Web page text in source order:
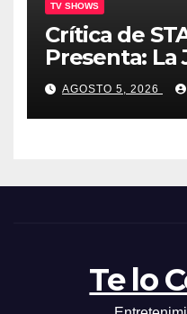
TV SHOWS
Crítica de
Presenta: La
SIN SPOILERS
AGOSTO 5, 2026
Te lo